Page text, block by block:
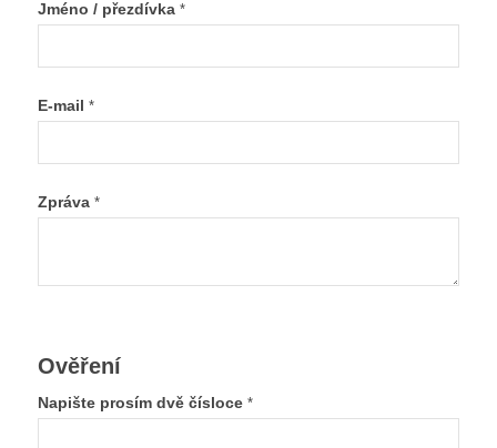
Jméno / přezdívka *
E-mail *
Zpráva *
Ověření
Napište prosím dvě čísloce *